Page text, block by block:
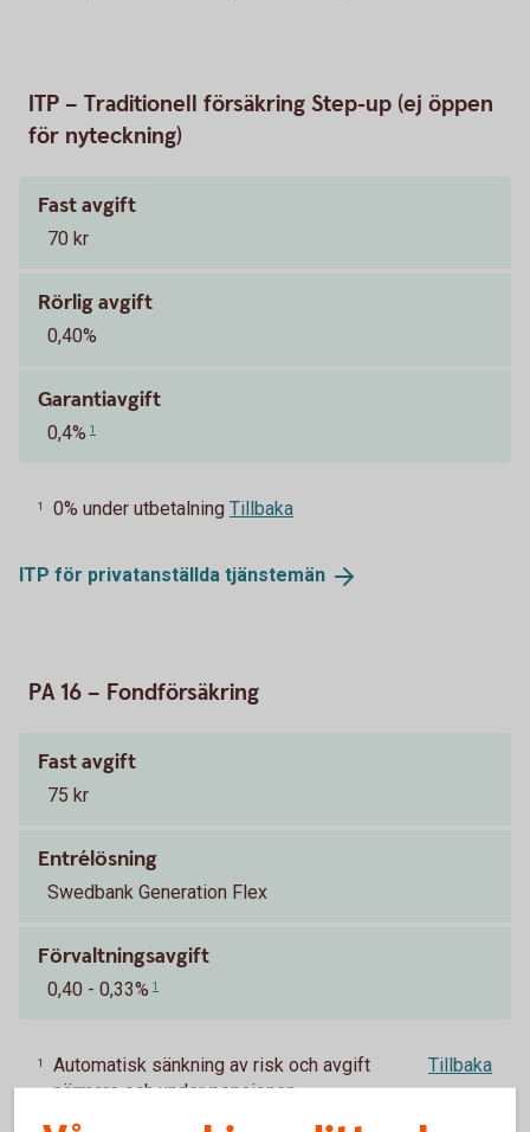
ITP – Traditionell försäkring Step-up (ej öppen
för nyteckning)
Fast avgift
70 kr
Rörlig avgift
0,40%
Garantiavgift
0,4% 1
1 0% under utbetalning Tillbaka
ITP för privatanställda tjänstemän
PA 16 – Fondförsäkring
Fast avgift
75 kr
Entrélösning
Swedbank Generation Flex
Förvaltningsavgift
0,40 - 0,33% 1
1
Automatisk sänkning av risk och avgift
närmare och under pensionen
Tillbaka